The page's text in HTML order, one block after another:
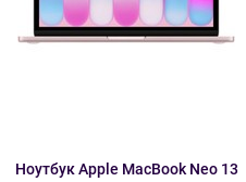
Ноутбук Apple MacBook Neo 13